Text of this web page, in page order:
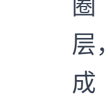
圈
层，
成